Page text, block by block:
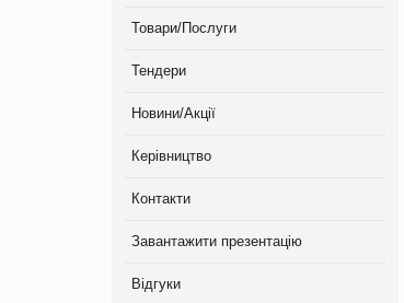
Товари/Послуги
Тендери
Новини/Акції
Керівництво
Контакти
Завантажити презентацію
Відгуки